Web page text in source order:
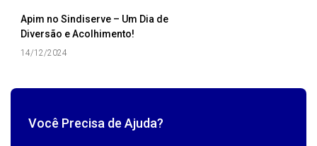
Apim no Sindiserve – Um Dia de
Diversão e Acolhimento!
14/12/2024
Você Precisa de Ajuda?